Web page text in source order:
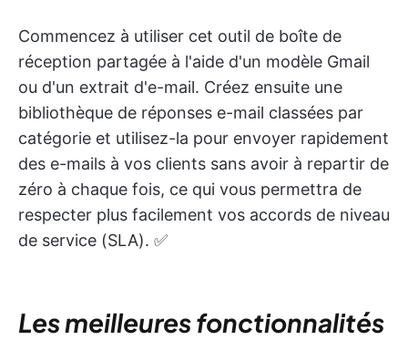
Commencez à utiliser cet outil de boîte de
réception partagée à l'aide d'un modèle Gmail
ou d'un extrait d'e-mail. Créez ensuite une
bibliothèque de réponses e-mail classées par
catégorie et utilisez-la pour envoyer rapidement
des e-mails à vos clients sans avoir à repartir de
zéro à chaque fois, ce qui vous permettra de
respecter plus facilement vos accords de niveau
de service (SLA). ✅
Les meilleures fonctionnalités